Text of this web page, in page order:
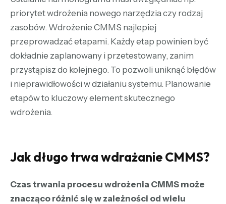
priorytet wdrożenia nowego narzędzia czy rodzaj
zasobów. Wdrożenie CMMS najlepiej
przeprowadzać etapami. Każdy etap powinien być
dokładnie zaplanowany i przetestowany, zanim
przystąpisz do kolejnego. To pozwoli uniknąć błędów
i nieprawidłowości w działaniu systemu. Planowanie
etapów to kluczowy element skutecznego
wdrożenia.
Jak długo trwa wdrażanie CMMS?
Czas trwania procesu wdrożenia CMMS może
znacząco różnić się w zależności od wielu